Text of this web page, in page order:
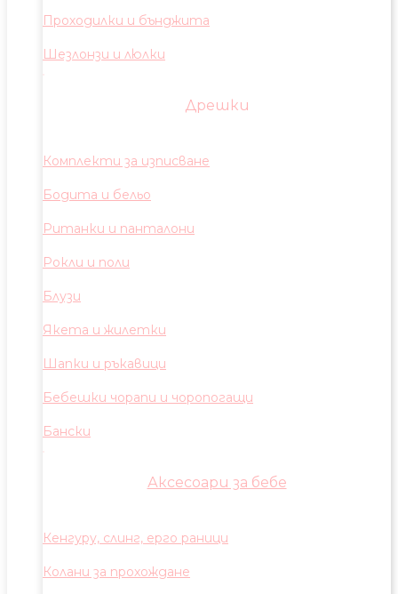
Проходилки и бънджита
Шезлонзи и люлки
Дрешки
Комплекти за изписване
Бодита и бельо
Ританки и панталони
Рокли и поли
Блузи
Якета и жилетки
Шапки и ръкавици
Бебешки чорапи и чоропогащи
Бански
Аксесоари за бебе
Кенгуру, слинг, ерго раници
Колани за прохождане